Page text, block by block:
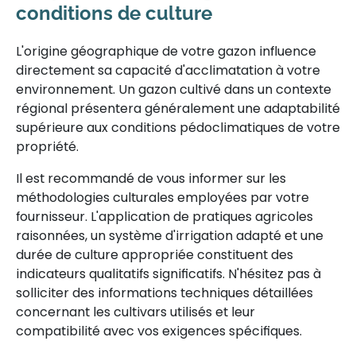
conditions de culture
L'origine géographique de votre gazon influence
directement sa capacité d'acclimatation à votre
environnement. Un gazon cultivé dans un contexte
régional présentera généralement une adaptabilité
supérieure aux conditions pédoclimatiques de votre
propriété.
Il est recommandé de vous informer sur les
méthodologies culturales employées par votre
fournisseur. L'application de pratiques agricoles
raisonnées, un système d'irrigation adapté et une
durée de culture appropriée constituent des
indicateurs qualitatifs significatifs. N'hésitez pas à
solliciter des informations techniques détaillées
concernant les cultivars utilisés et leur
compatibilité avec vos exigences spécifiques.